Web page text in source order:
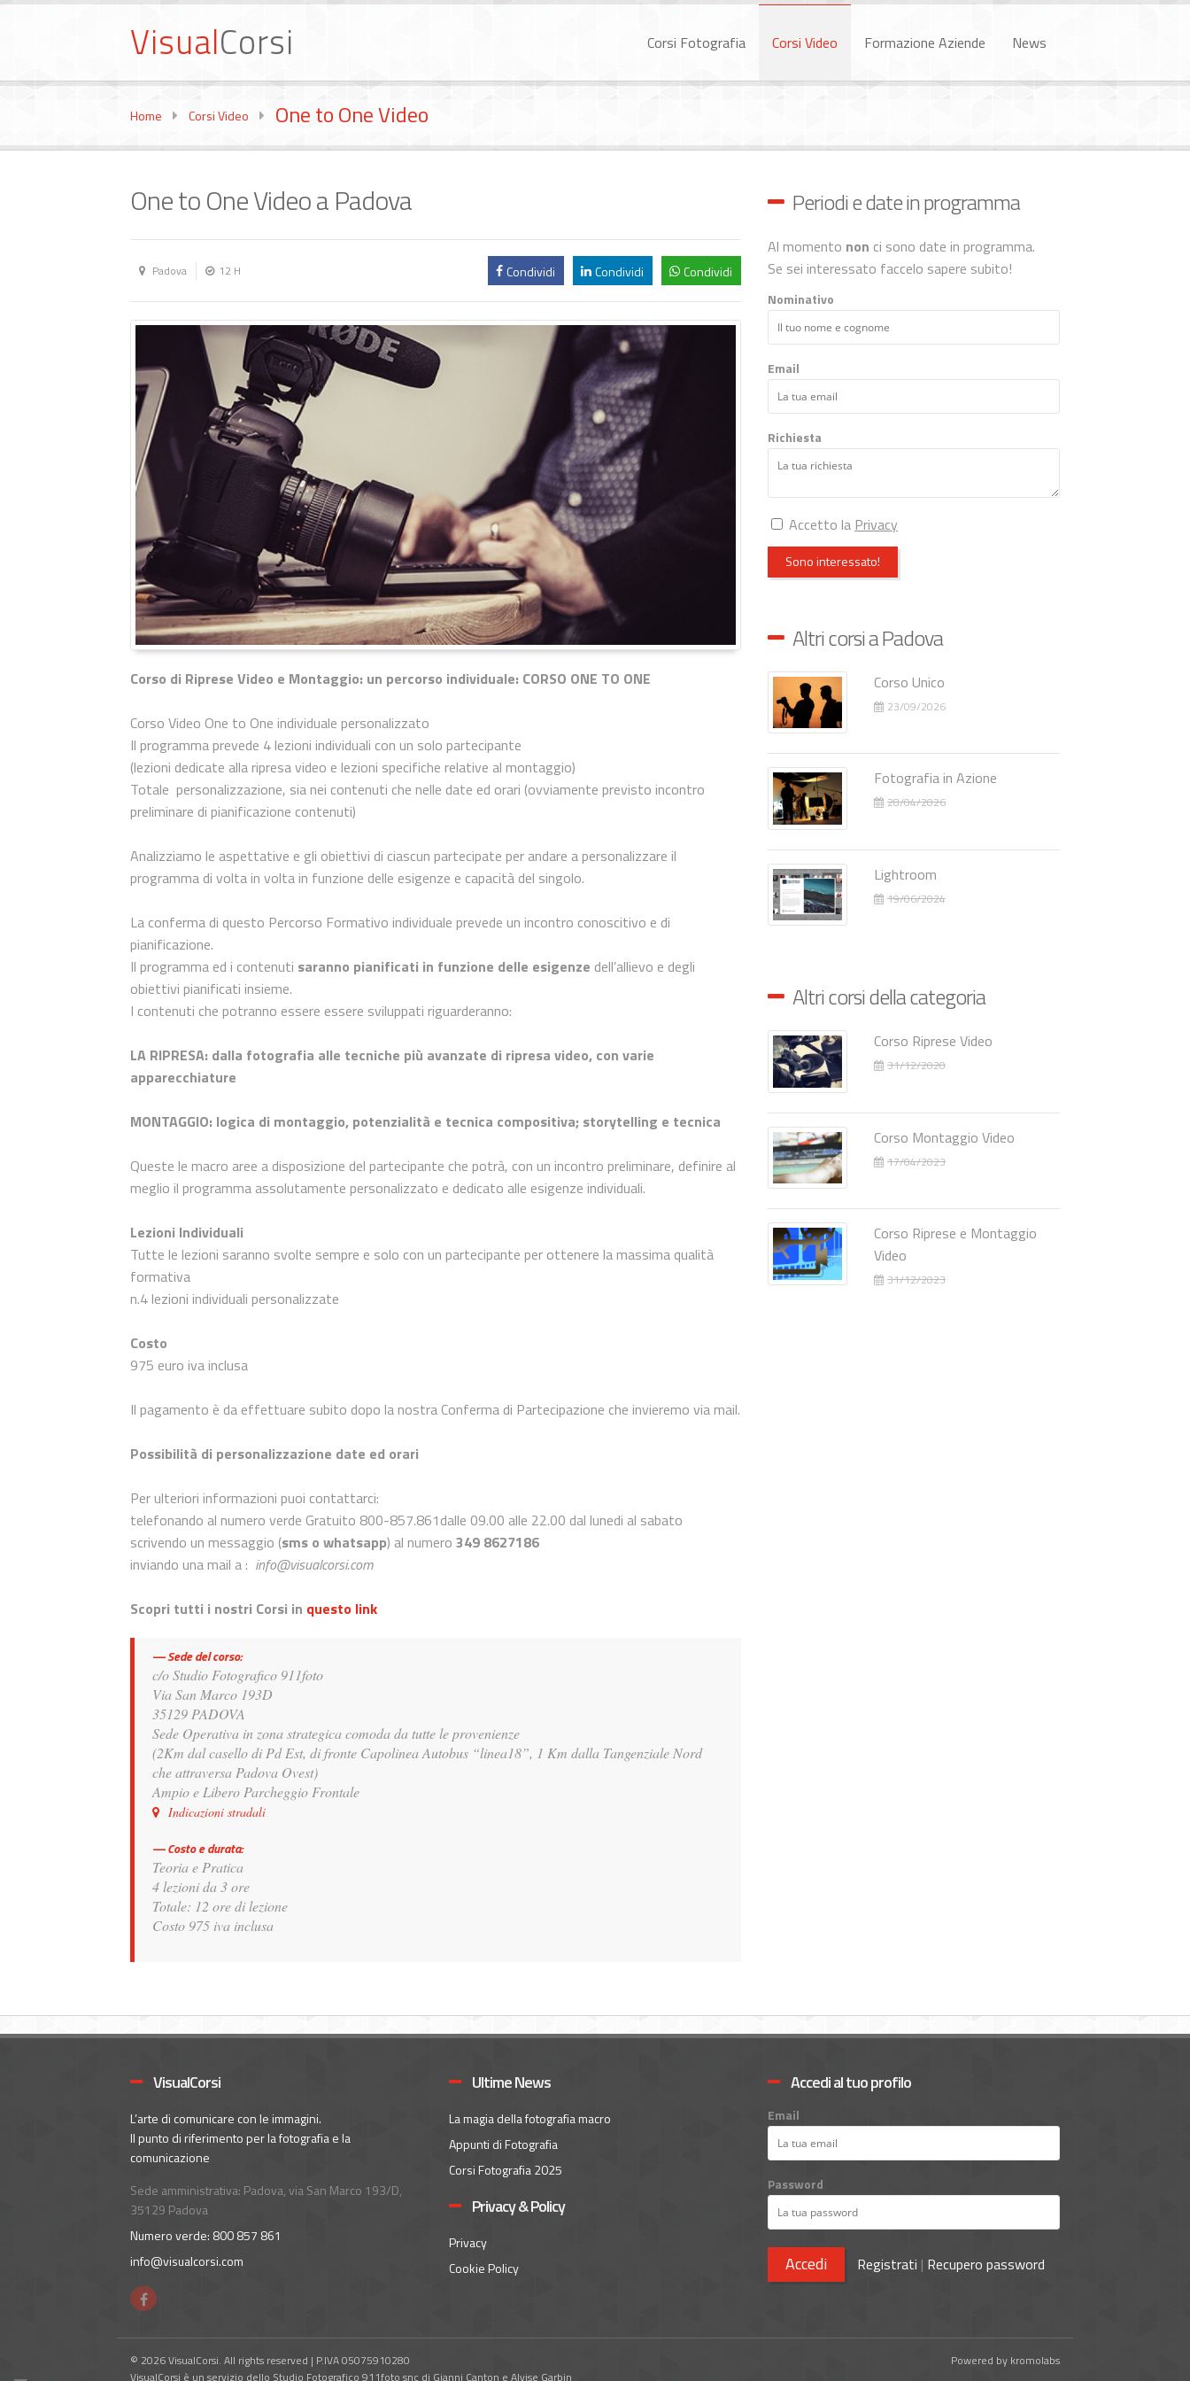
VisualCorsi Corsi Fotografia Corsi Video Formazione Aziende News
Home Corsi Video One to One Video
One to One Video a Padova
Padova 12 H Condividi Condividi Condividi
Corso di Riprese Video e Montaggio: un percorso individuale: CORSO ONE TO ONE
Corso Video One to One individuale personalizzato
Il programma prevede 4 lezioni individuali con un solo partecipante
(lezioni dedicate alla ripresa video e lezioni specifiche relative al montaggio)
Totale personalizzazione, sia nei contenuti che nelle date ed orari (ovviamente previsto incontro
preliminare di pianificazione contenuti)
Analizziamo le aspettative e gli obiettivi di ciascun partecipate per andare a personalizzare il
programma di volta in volta in funzione delle esigenze e capacità del singolo.
La conferma di questo Percorso Formativo individuale prevede un incontro conoscitivo e di
pianificazione.
Il programma ed i contenuti saranno pianificati in funzione delle esigenze dell’allievo e degli
obiettivi pianificati insieme.
I contenuti che potranno essere essere sviluppati riguarderanno:
LA RIPRESA: dalla fotografia alle tecniche più avanzate di ripresa video, con varie
apparecchiature
MONTAGGIO: logica di montaggio, potenzialità e tecnica compositiva; storytelling e tecnica
Queste le macro aree a disposizione del partecipante che potrà, con un incontro preliminare, definire al
meglio il programma assolutamente personalizzato e dedicato alle esigenze individuali.
Lezioni Individuali
Tutte le lezioni saranno svolte sempre e solo con un partecipante per ottenere la massima qualità
formativa
n.4 lezioni individuali personalizzate
Costo
975 euro iva inclusa
Il pagamento è da effettuare subito dopo la nostra Conferma di Partecipazione che invieremo via mail.
Possibilità di personalizzazione date ed orari
Per ulteriori informazioni puoi contattarci:
telefonando al numero verde Gratuito 800-857.861dalle 09.00 alle 22.00 dal lunedi al sabato
scrivendo un messaggio (sms o whatsapp) al numero 349 8627186
inviando una mail a : info@visualcorsi.com
Scopri tutti i nostri Corsi in questo link
Sede del corso:
c/o Studio Fotografico 911foto
Via San Marco 193D
35129 PADOVA
Sede Operativa in zona strategica comoda da tutte le provenienze
(2Km dal casello di Pd Est, di fronte Capolinea Autobus “linea18”, 1 Km dalla Tangenziale Nord
che attraversa Padova Ovest)
Ampio e Libero Parcheggio Frontale
Indicazioni stradali
Costo e durata:
Teoria e Pratica
4 lezioni da 3 ore
Totale: 12 ore di lezione
Costo 975 iva inclusa
Periodi e date in programma
Al momento non ci sono date in programma.
Se sei interessato faccelo sapere subito!
Nominativo
Email
Richiesta
Accetto la Privacy
Sono interessato!
Altri corsi a Padova
Corso Unico
23/09/2026
Fotografia in Azione
28/04/2026
Lightroom
19/06/2024
Altri corsi della categoria
Corso Riprese Video
31/12/2020
Corso Montaggio Video
17/04/2023
Corso Riprese e Montaggio
Video
31/12/2023
VisualCorsi
L’arte di comunicare con le immagini.
Il punto di riferimento per la fotografia e la
comunicazione
Sede amministrativa: Padova, via San Marco 193/D,
35129 Padova
Numero verde: 800 857 861
info@visualcorsi.com
Ultime News
La magia della fotografia macro
Appunti di Fotografia
Corsi Fotografia 2025
Privacy & Policy
Privacy
Cookie Policy
Accedi al tuo profilo
Email
Password
Accedi Registrati | Recupero password
© 2026 VisualCorsi. All rights reserved | P.IVA 05075910280
VisualCorsi è un servizio dello Studio Fotografico 911foto snc di Gianni Canton e Alvise Garbin
Powered by kromolabs